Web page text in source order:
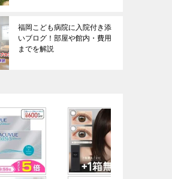
福岡こども病院に入院付き添
いブログ！部屋や館内・費用
までを解説